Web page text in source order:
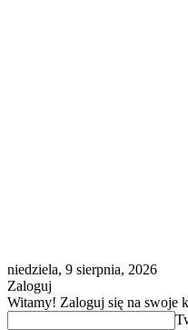
niedziela, 9 sierpnia, 2026
Zaloguj
Witamy! Zaloguj się na swoje